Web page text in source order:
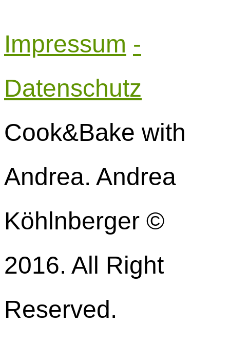
Impressum -
Datenschutz
Cook&Bake with
Andrea. Andrea
Köhlnberger ©
2016. All Right
Reserved.